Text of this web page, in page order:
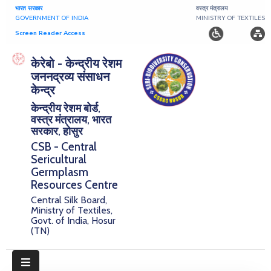
भारत सरकार
GOVERNMENT OF INDIA
वस्त्र मंत्रालय
MINISTRY OF TEXTILES
Screen Reader Access
केरेबो - केन्द्रीय रेशम
जननद्रव्य संसाधन
केन्द्र
केन्द्रीय रेशम बोर्ड,
वस्त्र मंत्रालय, भारत
सरकार, होसुर
CSB - Central
Sericultural
Germplasm
Resources Centre
Central Silk Board,
Ministry of Textiles,
Govt. of India, Hosur
(TN)
Home
About
Research
Publications
Notice
Board
Downloads